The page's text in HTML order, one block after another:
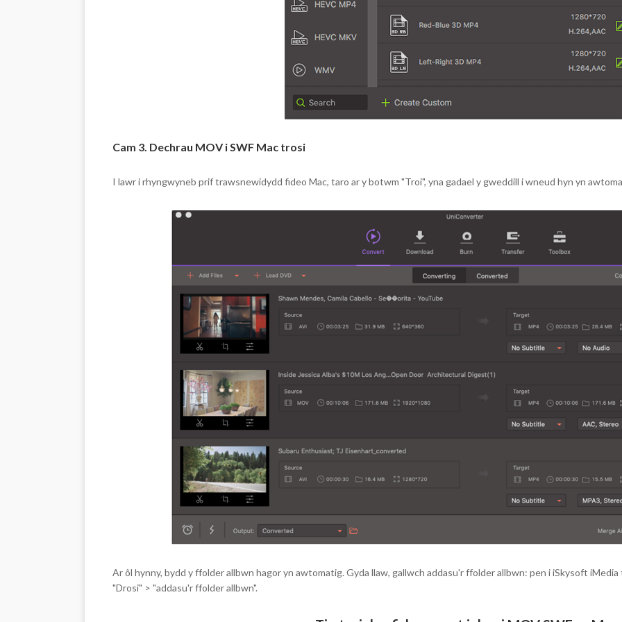
Cam 3. Dechrau MOV i SWF Mac trosi
I lawr i rhyngwyneb prif trawsnewidydd fideo Mac, taro ar y botwm "Troi", yna gadael y gweddill i wneud hyn yn
Ar ôl hynny, bydd y ffolder allbwn hagor yn awtomatig. Gyda llaw, gallwch addasu'r ffolder allbwn: pen i iSkysoft
"Drosi" > "addasu'r ffolder allbwn".